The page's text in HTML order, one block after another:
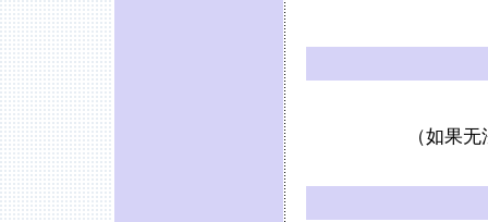
（如果